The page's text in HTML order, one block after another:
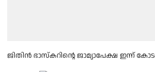
ജിതിൻ ഭാസ്കറിൻ്റെ ജാമ്യാപേക്ഷ ഇന്ന്